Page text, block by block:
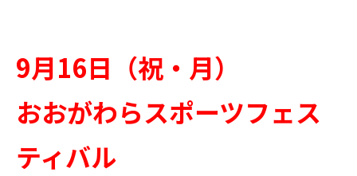
9月16日（祝・月）
おおがわらスポーツフェス
ティバル